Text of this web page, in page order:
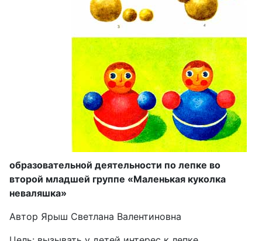
образовательной деятельности по лепке во
второй младшей группе «Маленькая куколка
неваляшка»
Автор Ярыш Светлана Валентиновна